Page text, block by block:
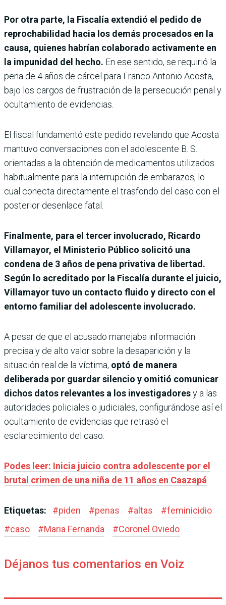
Por otra parte, la Fiscalía extendió el pedido de
reprochabilidad hacia los demás procesados en la
causa, quienes habrían colaborado activamente en
la impunidad del hecho. En ese sentido, se requirió la
pena de 4 años de cárcel para Franco Antonio Acosta,
bajo los cargos de frustración de la persecución penal y
ocultamiento de evidencias.
El fiscal fundamentó este pedido revelando que Acosta
mantuvo conversaciones con el adolescente B. S.
orientadas a la obtención de medicamentos utilizados
habitualmente para la interrupción de embarazos, lo
cual conecta directamente el trasfondo del caso con el
posterior desenlace fatal.
Finalmente, para el tercer involucrado, Ricardo
Villamayor, el Ministerio Público solicitó una
condena de 3 años de pena privativa de libertad.
Según lo acreditado por la Fiscalía durante el juicio,
Villamayor tuvo un contacto fluido y directo con el
entorno familiar del adolescente involucrado.
A pesar de que el acusado manejaba información
precisa y de alto valor sobre la desaparición y la
situación real de la víctima, optó de manera
deliberada por guardar silencio y omitió comunicar
dichos datos relevantes a los investigadoresy a las
autoridades policiales o judiciales, configurándose así el
ocultamiento de evidencias que retrasó el
esclarecimiento del caso.
Podes leer: Inicia juicio contra adolescente por el
brutal crimen de una niña de 11 años en Caazapá
Etiquetas: #piden #penas #altas #feminicidio
#caso #Maria Fernanda #Coronel Oviedo
Déjanos tus comentarios en Voiz